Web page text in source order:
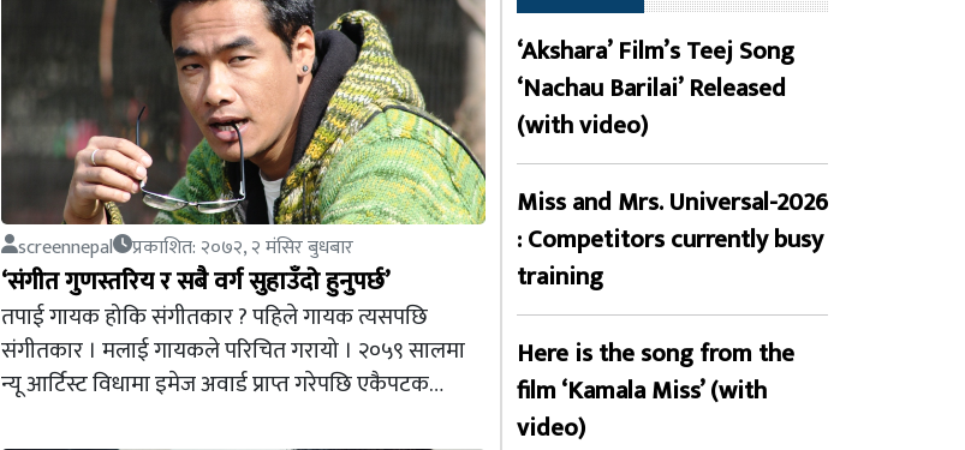
screennepal प्रकाशित: २०७२, २ मंसिर बुधबार
‘संगीत गुणस्तरिय र सबै वर्ग सुहाउँदो हुनुपर्छ’
तपाई गायक होकि संगीतकार ? पहिले गायक त्यसपछि
संगीतकार । मलाई गायकले परिचित गरायो । २०५९ सालमा
न्यू आर्टिस्ट विधामा इमेज अवार्ड प्राप्त गरेपछि एकैपटक…
‘Akshara’ Film’s Teej Song
‘Nachau Barilai’ Released
(with video)
Miss and Mrs. Universal-2026
: Competitors currently busy
training
Here is the song from the
film ‘Kamala Miss’ (with
video)